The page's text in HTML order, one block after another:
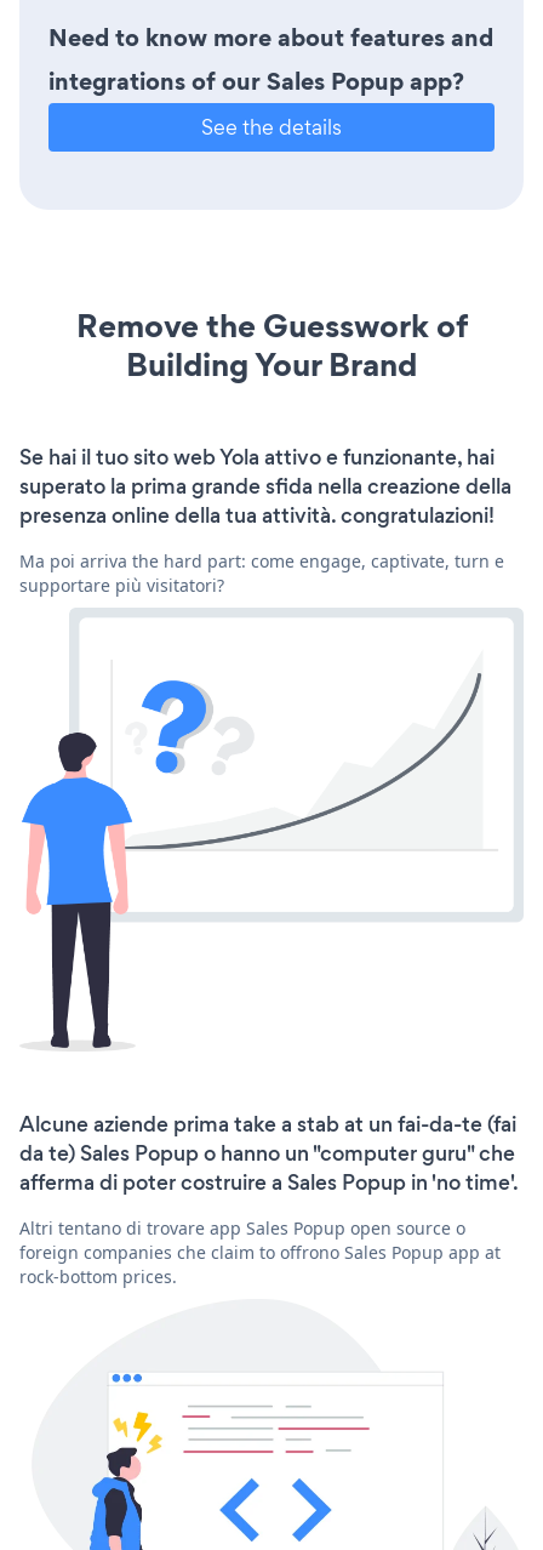
Need to know more about features and
integrations of our Sales Popup app?
See the details
Remove the Guesswork of
Building Your Brand
Se hai il tuo sito web Yola attivo e funzionante, hai
superato la prima grande sfida nella creazione della
presenza online della tua attività. congratulazioni!
Ma poi arriva the hard part: come engage, captivate, turn e
supportare più visitatori?
Alcune aziende prima take a stab at un fai-da-te (fai
da te) Sales Popup o hanno un "computer guru" che
afferma di poter costruire a Sales Popup in 'no time'.
Altri tentano di trovare app Sales Popup open source o
foreign companies che claim to offrono Sales Popup app at
rock-bottom prices.